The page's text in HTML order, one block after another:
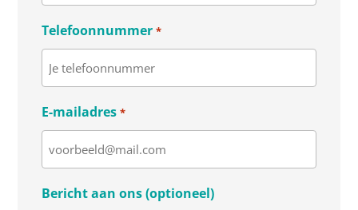
Telefoonnummer *
E-mailadres *
Bericht aan ons (optioneel)